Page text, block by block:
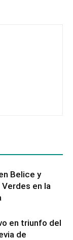
Belice y
en la
en triunfo del
de